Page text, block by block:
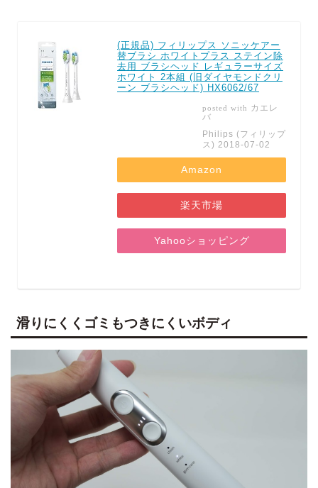
(正規品) フィリップス ソニッケアー
替ブラシ ホワイトプラス ステイン除
去用 ブラシヘッド レギュラーサイズ
ホワイト 2本組 (旧ダイヤモンドクリ
ーン ブラシヘッド) HX6062/67
posted with カエレ
バ
Philips (フィリップ
ス) 2018-07-02
Amazon
楽天市場
Yahooショッピング
滑りにくくゴミもつきにくいボディ